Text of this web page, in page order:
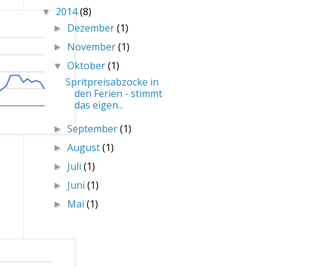
▼ 2014(8)
► Dezember(1)
► November(1)
▼Oktober(1)
Spritpreisabzocke in
den Ferien - stimmt
das eigen...
►September(1)
►August(1)
► Juli(1)
► Juni(1)
► Mai(1)